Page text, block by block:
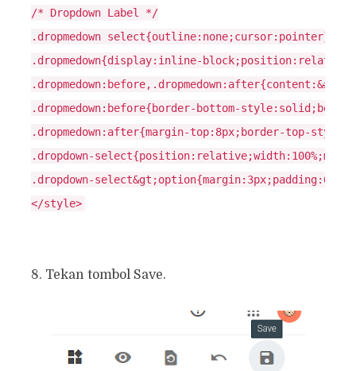
/* Dropdown Label */
.dropmedown select{outline:none;cursor:pointer}
.dropmedown{display:inline-
.dropmedown:before{border-bottom-
.dropmedown:after{margin-top:8px;border-top-
.dropdown-
.dropdown-
</style>
8. Tekan tombol Save.